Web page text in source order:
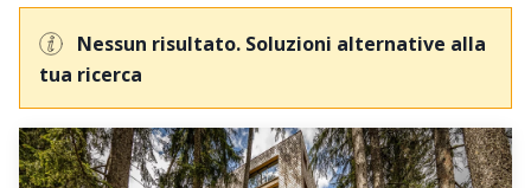
Nessun risultato. Soluzioni alternative alla
tua ricerca